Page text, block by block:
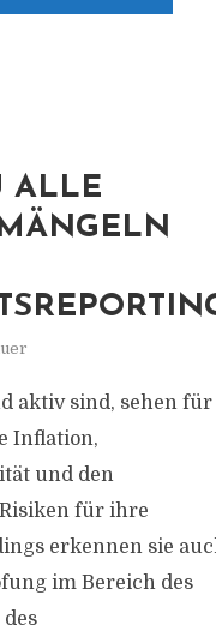
ALLE
aktiv sind, sehen für
Inflation,
und den
für ihre
erkennen sie
im Bereich des